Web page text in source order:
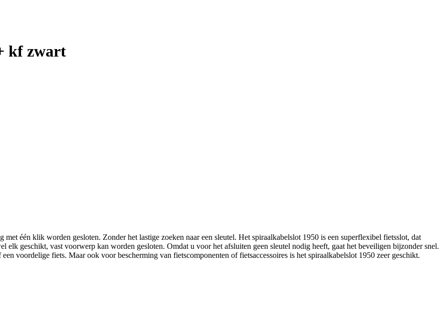
kf zwart
één klik worden gesloten. Zonder het lastige zoeken naar een sleutel. Het spiraalkabelslot 1950 is een superflexibel fietsslot, dat
elk geschikt, vast voorwerp kan worden gesloten. Omdat u voor het afsluiten geen sleutel nodig heeft, gaat het beveiligen bijzonder snel.
voordelige fiets. Maar ook voor bescherming van fietscomponenten of fietsaccessoires is het spiraalkabelslot 1950 zeer geschikt.